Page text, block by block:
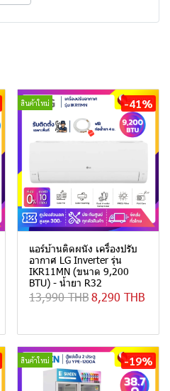
สินค้าใหม่ -41%
แอร์บ้านติดผนัง เครื่องปรับ
อากาศ LG Inverter รุ่น
IKR11MN (ขนาด 9,200
BTU) - น้ำยา R32
13,990 THB8,290 THB
สินค้าใหม่ -19%